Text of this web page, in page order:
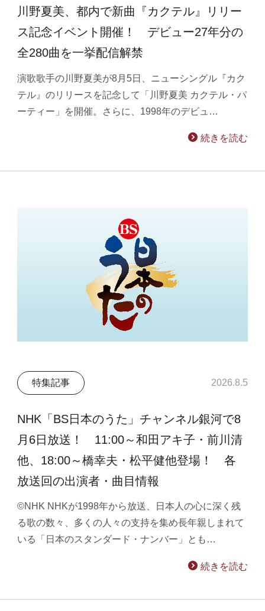
川野夏美、都内で新曲『カクテル』リリー
ス記念イベント開催！ デビュー27年分の
全280曲を一挙配信解禁
演歌歌手の川野夏美が8月5日、ニューシングル『カク
テル』のリリースを記念して「川野夏美 カクテル・パ
ーティー」を開催。さらに、1998年のデビュ…
続きを読む
特集記事 2026.8.5
NHK「BS日本のうた」チャンネル銀河で8
月6日放送！ 11:00～和田アキ子・前川清
他、18:00～橋幸夫・松平健他登場！ 各
放送回の出演者・曲目情報
©NHK NHKが1998年から放送、日本人の心に深く残
る歌の数々、多くの人々の支持を集め長年親しまれて
いる「日本のスタンダード・ナンバー」とも…
続きを読む